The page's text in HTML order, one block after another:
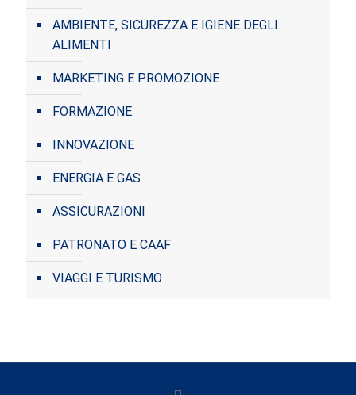
AMBIENTE, SICUREZZA E IGIENE DEGLI
ALIMENTI
MARKETING E PROMOZIONE
FORMAZIONE
INNOVAZIONE
ENERGIA E GAS
ASSICURAZIONI
PATRONATO E CAAF
VIAGGI E TURISMO